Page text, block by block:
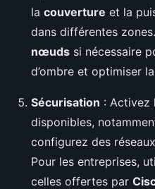
la couverture et la
dans différentes
nœuds si nécessaire
d’ombre et optimiser la
Sécurisation : Activez
disponibles,
configurez des
Pour les entreprises,
celles offertes par